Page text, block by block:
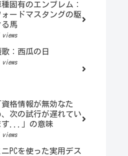
種固有のエンブレム：
ォードマスタングの駆
る馬
views
歌：西瓜の日
views
資格情報が無効なた
、次の試行が遅れてい
す...」の意味
views
ニPCを使った実用デス